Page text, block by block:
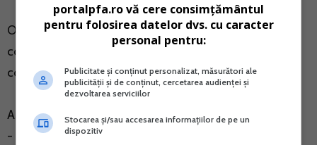
Optiunea se exercita prin completarea
corespunzatoare a DU, iar in cazul asociatiilor prin
completarea corespunzatoare a declaratiei 204.
Astfel:
- Modificarile structurii suprafetelor destinate
portalpfa.ro vă cere consimțământul
pentru folosirea datelor dvs. cu caracter
personal pentru:
Publicitate și conținut personalizat, măsurători ale
publicității și de conținut, cercetarea audienței și
dezvoltarea serviciilor
Stocarea și/sau accesarea informațiilor de pe un
dispozitiv